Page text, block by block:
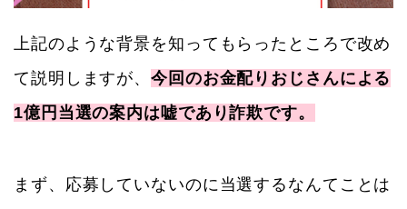
上記のような背景を知ってもらったところで改め
て説明しますが、今回のお金配りおじさんによる
1億円当選の案内は嘘であり詐欺です。
まず、応募していないのに当選するなんてことは